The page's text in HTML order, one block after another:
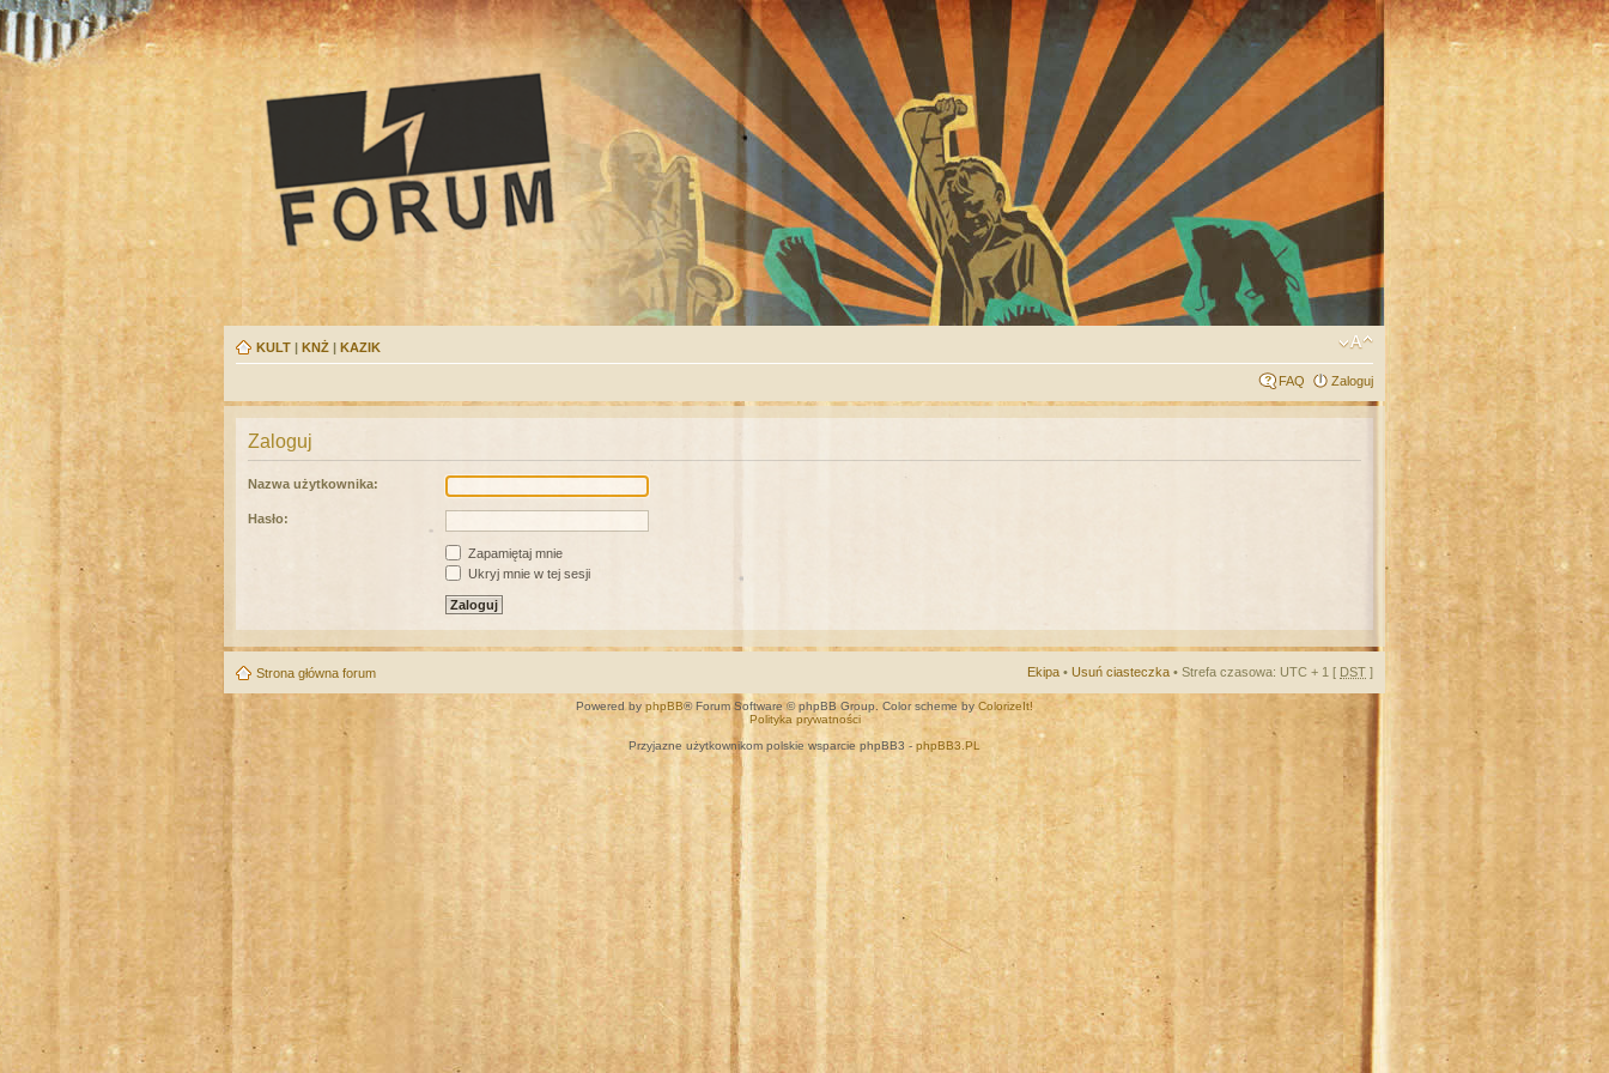
KULT | KNŻ | KAZIK
FAQ Zaloguj
Zaloguj
Nazwa użytkownika:
Hasło:
Zapamiętaj mnie
Ukryj mnie w tej sesji
Strona główna forum Ekipa • Usuń ciasteczka • Strefa czasowa: UTC + 1 [ DST ]
Powered by phpBB® Forum Software © phpBB Group. Color scheme by ColorizeIt!
Polityka prywatności
Przyjazne użytkownikom polskie wsparcie phpBB3 - phpBB3.PL